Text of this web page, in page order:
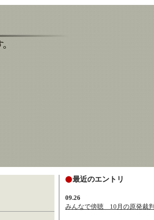
最近のエントリ
09.26
みんなで傍聴 10月の原発裁判